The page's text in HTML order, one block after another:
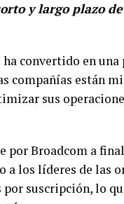
y largo plazo
convertido en
compañías están
sus
por Broadcom a
los líderes de las
suscripción, lo